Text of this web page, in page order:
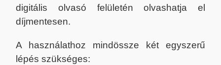
digitális olvasó felületén olvashatja el
díjmentesen.
A használathoz mindössze két egyszerű
lépés szükséges: